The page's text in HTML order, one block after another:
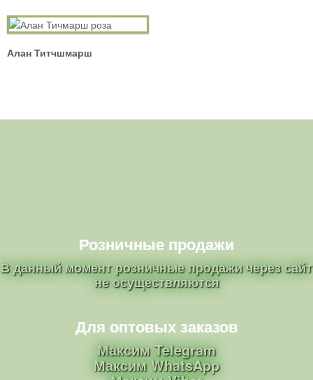
Алан Титчшмарш
Розничные продажи
В данный момент розничные продажи через сайт
не осуществляются
Для оптовых заказов
Максим Telegram
Максим WhatsApp